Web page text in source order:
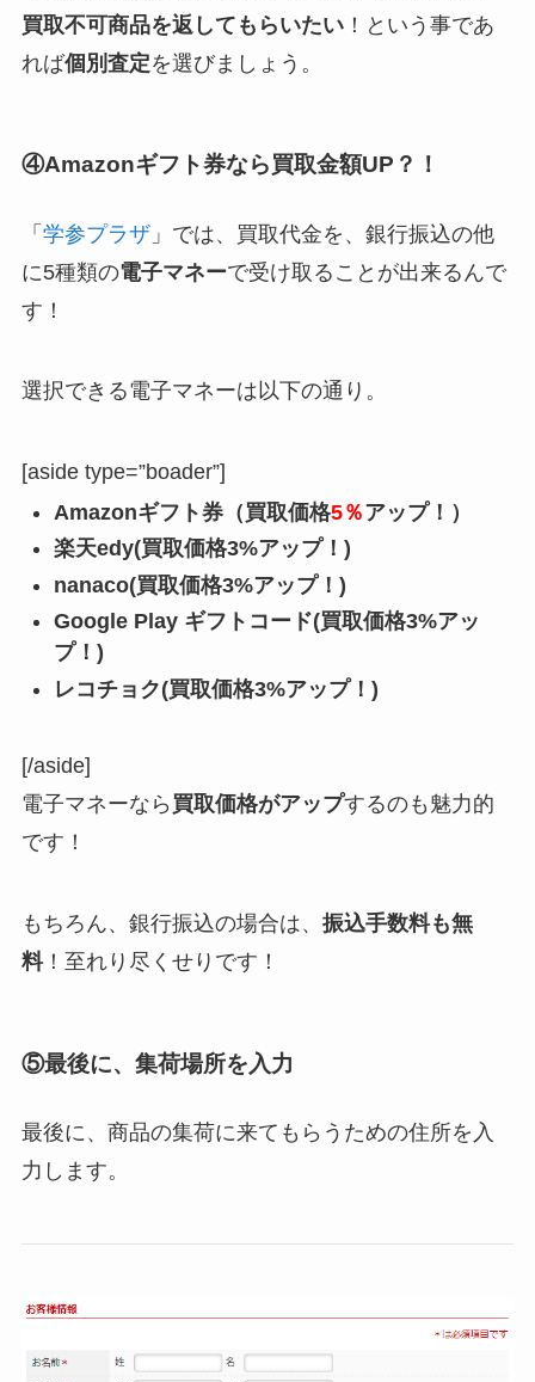
買取不可商品を返してもらいたい！という事であ
れば個別査定を選びましょう。
④Amazonギフト券なら買取金額UP？！
「 学参プラザ」では、買取代金を、銀行振込の他
に5種類の電子マネーで受け取ることが出来るんで
す！
選択できる電子マネーは以下の通り。
[aside type=”boader”]
Amazonギフト券（買取価格5％アップ！）
楽天edy(買取価格3%アップ！)
nanaco(買取価格3%アップ！)
Google Play ギフトコード(買取価格3%アッ
プ！)
レコチョク(買取価格3%アップ！)
[/aside]
電子マネーなら 買取価格がアップするのも魅力的
です！
もちろん、銀行振込の場合は、 振込手数料も無
料！至れり尽くせりです！
⑤最後に、集荷場所を入力
最後に、商品の集荷に来てもらうための住所を入
力します。